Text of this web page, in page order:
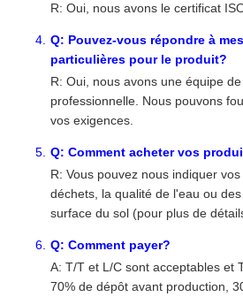
R: Oui, nous avons le certificat
Q: Pouvez-vous répondre à
particulières pour le produit?
R: Oui, nous avons une équipe
professionnelle. Nous pouvons
vos exigences.
Q: Comment acheter vos
R: Vous pouvez nous indiquer
déchets, la qualité de l'eau ou
surface du sol (pour plus de
Q: Comment payer?
A: T/T et L/C sont acceptables et
70% de dépôt avant production,